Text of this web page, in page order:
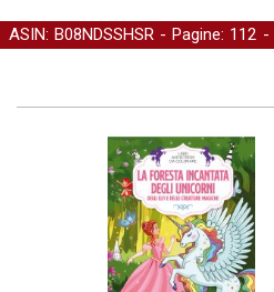
ASIN: B08NDSSHSR - Pagine: 112 -